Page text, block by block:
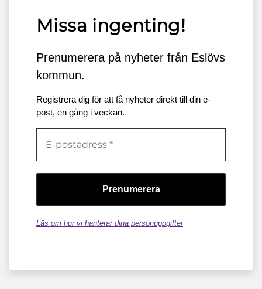
Missa ingenting!
Prenumerera på nyheter från Eslövs
kommun.
Registrera dig för att få nyheter direkt till din e-
post, en gång i veckan.
Läs om hur vi hanterar dina personuppgifter